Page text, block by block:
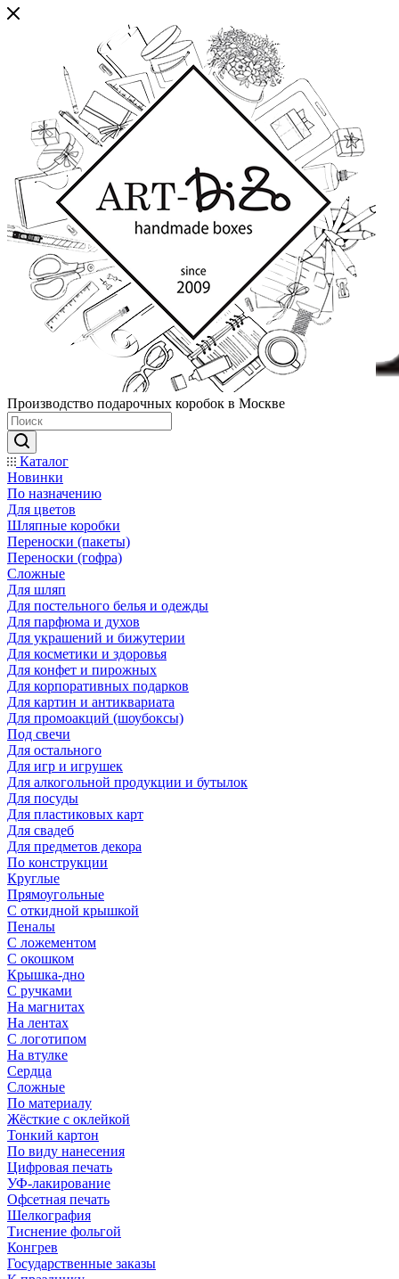
Производство подарочных коробок в Москве
Каталог
Новинки
По назначению
Для цветов
Шляпные коробки
Переноски (пакеты)
Переноски (гофра)
Сложные
Для шляп
Для постельного белья и одежды
Для парфюма и духов
Для украшений и бижутерии
Для косметики и здоровья
Для конфет и пирожных
Для корпоративных подарков
Для картин и антиквариата
Для промоакций (шоубоксы)
Под свечи
Для остального
Для игр и игрушек
Для алкогольной продукции и бутылок
Для посуды
Для пластиковых карт
Для свадеб
Для предметов декора
По конструкции
Круглые
Прямоугольные
С откидной крышкой
Пеналы
С ложементом
С окошком
Крышка-дно
С ручками
На магнитах
На лентах
С логотипом
На втулке
Сердца
Сложные
По материалу
Жёсткие с оклейкой
Тонкий картон
По виду нанесения
Цифровая печать
УФ-лакирование
Офсетная печать
Шелкография
Тиснение фольгой
Конгрев
Государственные заказы